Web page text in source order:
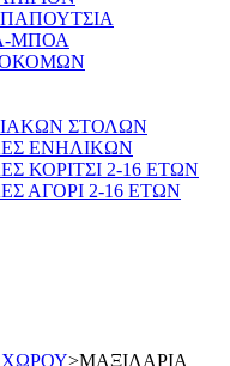
ΜΠΟΑ
ΣΤΟΛΩΝ
ΕΝΗΛΙΚΩΝ
ΚΟΡΙΤΣΙ 2-16 ΕΤΩΝ
ΑΓΟΡΙ 2-16 ΕΤΩΝ
ΧΩΡΟΥ>ΜΑΞΙΛΑΡΙΑ